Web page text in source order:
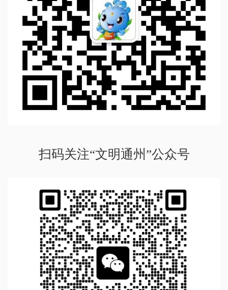
扫码关注“文明通州”公众号